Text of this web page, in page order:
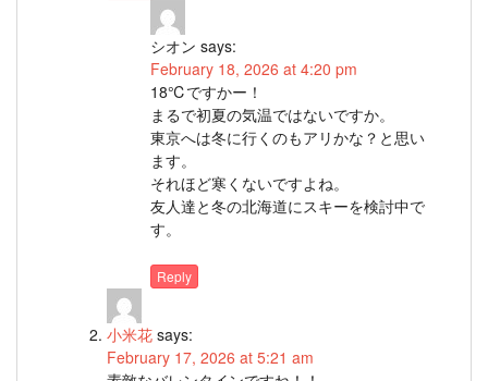
シオン says:
February 18, 2026 at 4:20 pm
18℃ですかー！
まるで初夏の気温ではないですか。
東京へは冬に行くのもアリかな？と思い
ます。
それほど寒くないですよね。
友人達と冬の北海道にスキーを検討中で
す。
Reply
小米花 says:
February 17, 2026 at 5:21 am